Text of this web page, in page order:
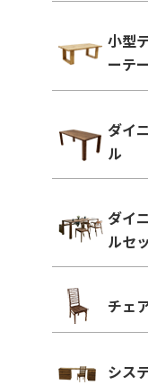
ロータイプ テレ
ハイタイプ テ
幅100cm未満
幅100cm～
幅150cm～
幅200cm～
幅300cm以上
ウォールナット
ブラックチェリー
ホワイトオーク
小型
ーテ
幅100cm未満
幅100cm以上
引き出し付き
ウォールナット
ホワイトオーク
ホワイトアッ
ダイ
ル
幅100cm～
幅150cm～
2人用
4人用
6人用
ダイ
ルセ
凛／RIN
ブラックチェ
チェ
ダイニングチ
シス